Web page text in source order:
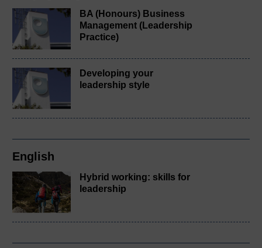
BA (Honours) Business
Management (Leadership
Practice)
Developing your
leadership style
English
Hybrid working: skills for
leadership